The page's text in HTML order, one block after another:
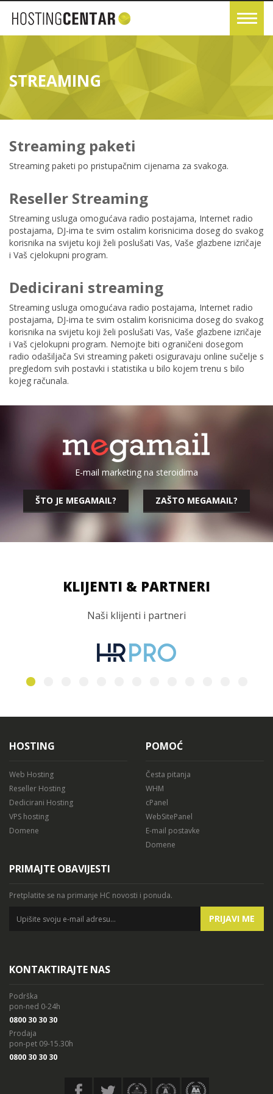
STREAMING
Streaming paketi
Streaming paketi po pristupačnim cijenama za svakoga.
Reseller Streaming
Streaming usluga omogućava radio postajama, Internet radio
postajama, DJ-ima te svim ostalim korisnicima doseg do svakog
korisnika na svijetu koji želi poslušati Vas, Vaše glazbene izričaje
i Vaš cjelokupni program.
Dedicirani streaming
Streaming usluga omogućava radio postajama, Internet radio
postajama, DJ-ima te svim ostalim korisnicima doseg do svakog
korisnika na svijetu koji želi poslušati Vas, Vaše glazbene izričaje
i Vaš cjelokupni program. Nemojte biti ograničeni dosegom
radio odašiljača Svi streaming paketi osiguravaju online sučelje s
pregledom svih postavki i statistika u bilo kojem trenu s bilo
kojeg računala.
E-mail marketing na steroidima
ŠTO JE MEGAMAIL? ZAŠTO MEGAMAIL?
KLIJENTI & PARTNERI
Naši klijenti i partneri
HOSTING
Web Hosting
Reseller Hosting
Dedicirani Hosting
VPS hosting
Domene
POMOĆ
Česta pitanja
WHM
cPanel
WebSitePanel
E-mail postavke
Domene
PRIMAJTE OBAVIJESTI
Pretplatite se na primanje HC novosti i ponuda.
PRIJAVI ME
KONTAKTIRAJTE NAS
Podrška
pon-ned 0-24h
0800 30 30 30
Prodaja
pon-pet 09-15.30h
0800 30 30 30